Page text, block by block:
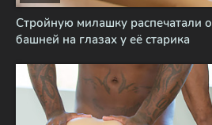
Стройную милашку распечатали
башней на глазах у её старика